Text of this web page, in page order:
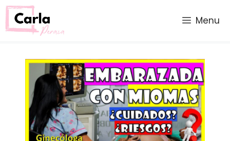
Saltar
al
contenido
Menu